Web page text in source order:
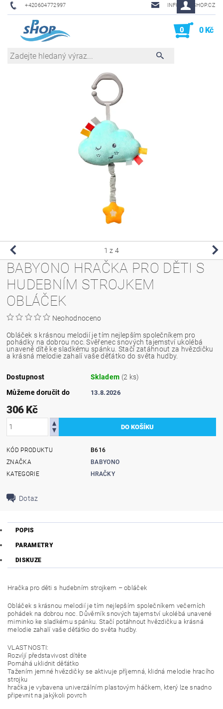
+420604772997 INFO@PHSHOP.CZ
0 0 Kč
1 z 4
BABYONO HRAČKA PRO DĚTI S
HUDEBNÍM STROJKEM
OBLÁČEK
Neohodnoceno
Obláček s krásnou melodií je tím nejlepším společníkem pro
pohádky na dobrou noc. Svěřenec snových tajemství ukolébá
unavené dítě ke sladkému spánku. Stačí zatáhnout za hvězdičku
a krásná melodie zahalí vaše děťátko do světa hudby.
Dostupnost Skladem (2 ks)
Můžeme doručit do
13.8.2026
306 Kč
KÓD PRODUKTU
B616
ZNAČKA
BABYONO
KATEGORIE
HRAČKY
Dotaz
POPIS
PARAMETRY
DISKUZE
Hračka pro děti s hudebním strojkem – obláček
Obláček s krásnou melodií je tím nejlepším společníkem večerních
pohádek na dobrou noc. Důvěrník snových tajemství ukolébá unavené
miminko ke sladkému spánku. Stačí potáhnout hvězdičku a krásná
melodie zahalí vaše děťátko do světa hudby.
VLASTNOSTI:
Rozvíjí představivost dítěte
Pomáhá uklidnit děťátko
Tažením jemné hvězdičky se aktivuje příjemná, klidná melodie hracího
strojku
hračka je vybavena univerzálním plastovým háčkem, který lze snadno
připevnit na jakýkoli povrch